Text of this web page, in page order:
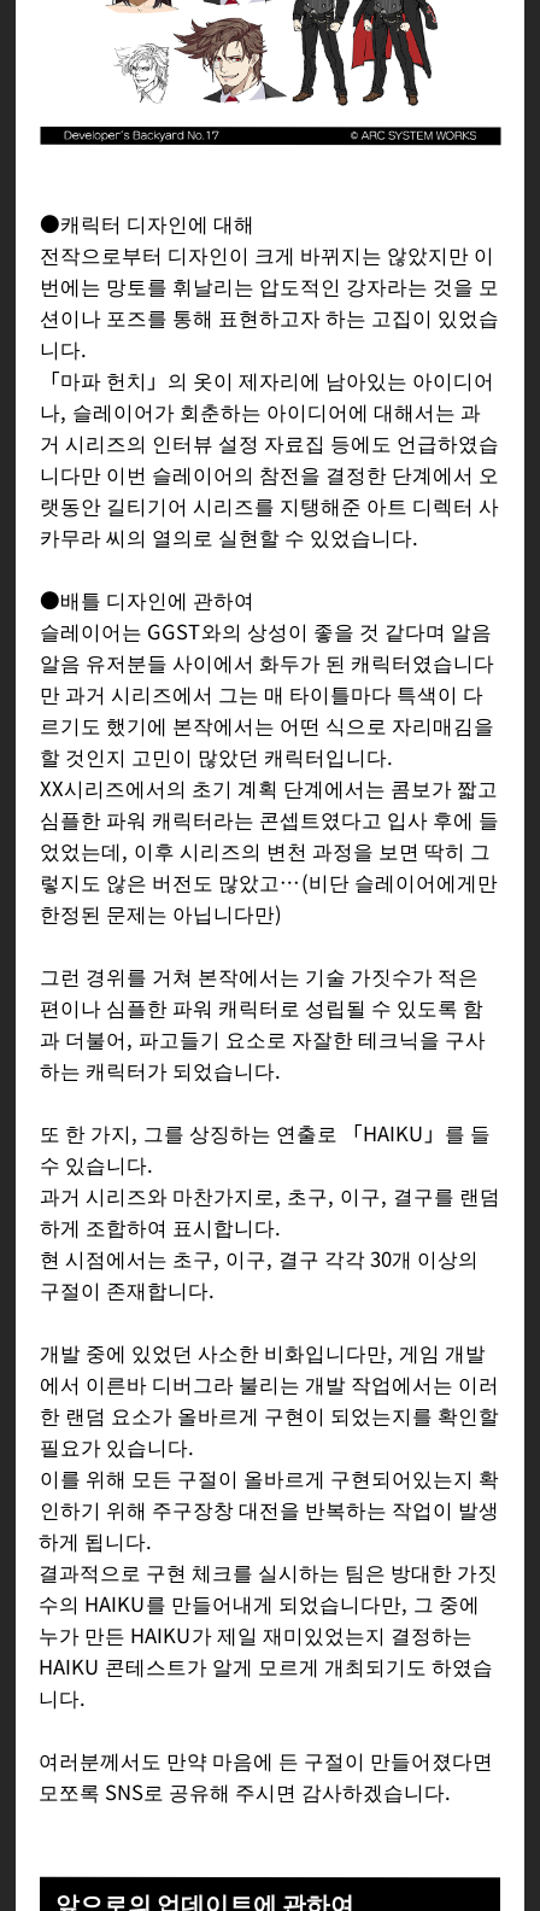
●캐릭터 디자인에 대해
전작으로부터 디자인이 크게 바뀌지는 않았지만 이
번에는 망토를 휘날리는 압도적인 강자라는 것을 모
션이나 포즈를 통해 표현하고자 하는 고집이 있었습
니다.
「마파 헌치」의 옷이 제자리에 남아있는 아이디어
나, 슬레이어가 회춘하는 아이디어에 대해서는 과
거 시리즈의 인터뷰 설정 자료집 등에도 언급하였습
니다만 이번 슬레이어의 참전을 결정한 단계에서 오
랫동안 길티기어 시리즈를 지탱해준 아트 디렉터 사
카무라 씨의 열의로 실현할 수 있었습니다.
●배틀 디자인에 관하여
슬레이어는 GGST와의 상성이 좋을 것 같다며 알음
알음 유저분들 사이에서 화두가 된 캐릭터였습니다
만 과거 시리즈에서 그는 매 타이틀마다 특색이 다
르기도 했기에 본작에서는 어떤 식으로 자리매김을
할 것인지 고민이 많았던 캐릭터입니다.
XX시리즈에서의 초기 계획 단계에서는 콤보가 짧고
심플한 파워 캐릭터라는 콘셉트였다고 입사 후에 들
었었는데, 이후 시리즈의 변천 과정을 보면 딱히 그
렇지도 않은 버전도 많았고…(비단 슬레이어에게만
한정된 문제는 아닙니다만)
그런 경위를 거쳐 본작에서는 기술 가짓수가 적은
편이나 심플한 파워 캐릭터로 성립될 수 있도록 함
과 더불어, 파고들기 요소로 자잘한 테크닉을 구사
하는 캐릭터가 되었습니다.
또 한 가지, 그를 상징하는 연출로 「HAIKU」를 들
수 있습니다.
과거 시리즈와 마찬가지로, 초구, 이구, 결구를 랜덤
하게 조합하여 표시합니다.
현 시점에서는 초구, 이구, 결구 각각 30개 이상의
구절이 존재합니다.
개발 중에 있었던 사소한 비화입니다만, 게임 개발
에서 이른바 디버그라 불리는 개발 작업에서는 이러
한 랜덤 요소가 올바르게 구현이 되었는지를 확인할
필요가 있습니다.
이를 위해 모든 구절이 올바르게 구현되어있는지 확
인하기 위해 주구장창 대전을 반복하는 작업이 발생
하게 됩니다.
결과적으로 구현 체크를 실시하는 팀은 방대한 가짓
수의 HAIKU를 만들어내게 되었습니다만, 그 중에
누가 만든 HAIKU가 제일 재미있었는지 결정하는
HAIKU 콘테스트가 알게 모르게 개최되기도 하였습
니다.
여러분께서도 만약 마음에 든 구절이 만들어졌다면
모쪼록 SNS로 공유해 주시면 감사하겠습니다.
앞으로의 업데이트에 관하여